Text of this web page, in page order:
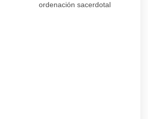
ordenación sacerdotal